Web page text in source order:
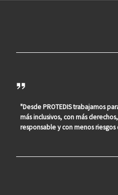
"Desde PROTEDIS trabajamos
más inclusivos, con más
responsable y con menos